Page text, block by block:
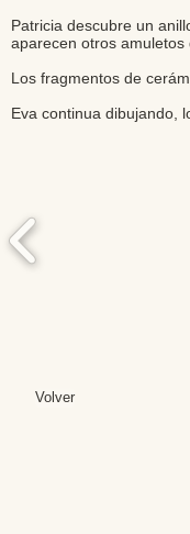
Patricia descubre un
aparecen otros amuletos
Los fragmentos de
Eva continua dibujando,
Volver